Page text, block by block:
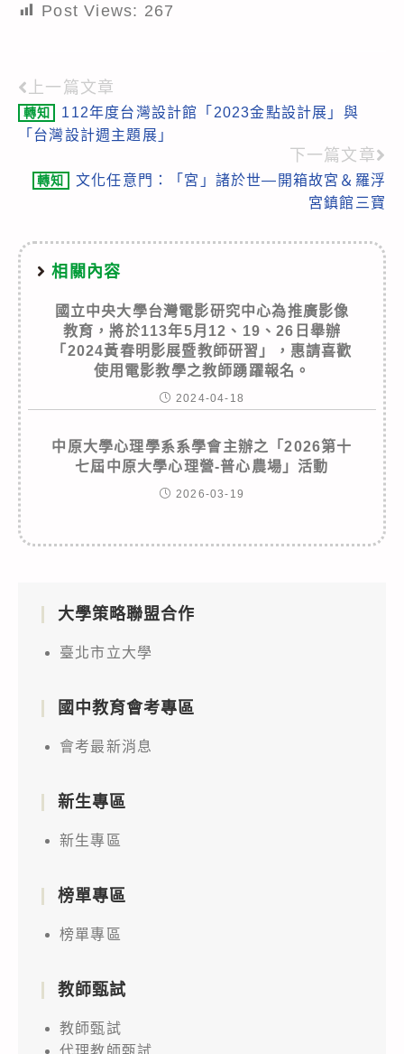
Post Views: 267
Read
more
上一篇文章
轉知
112年度台灣設計館「2023金點設計展」與
「台灣設計週主題展」
下一篇文章
轉知
文化任意門：「宮」諸於世—開箱故宮＆羅浮
宮鎮館三寶
相關內容
國立中央大學台灣電影研究中心為推廣影像
教育，將於113年5月12、19、26日舉辦
「2024黃春明影展暨教師研習」，惠請喜歡
使用電影教學之教師踴躍報名。
2024-04-18
中原大學心理學系系學會主辦之「2026第十
七屆中原大學心理營-普心農場」活動
2026-03-19
大學策略聯盟合作
臺北市立大學
國中教育會考專區
會考最新消息
新生專區
新生專區
榜單專區
榜單專區
教師甄試
教師甄試
代理教師甄試